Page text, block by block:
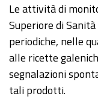
Le attività di
Superiore di
periodiche, nelle
alle ricette
segnalazioni
tali prodotti.